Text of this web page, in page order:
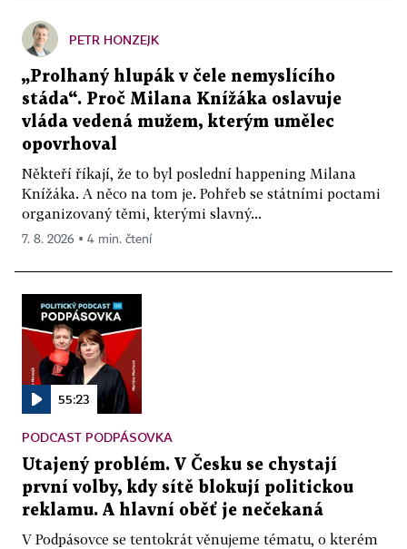
PETR HONZEJK
„Prolhaný hlupák v čele nemyslícího
stáda“. Proč Milana Knížáka oslavuje
vláda vedená mužem, kterým umělec
opovrhoval
Někteří říkají, že to byl poslední happening Milana
Knížáka. A něco na tom je. Pohřeb se státními poctami
organizovaný těmi, kterými slavný...
7. 8. 2026 ▪ 4 min. čtení
55:23
PODCAST PODPÁSOVKA
Utajený problém. V Česku se chystají
první volby, kdy sítě blokují politickou
reklamu. A hlavní oběť je nečekaná
V Podpásovce se tentokrát věnujeme tématu, o kterém